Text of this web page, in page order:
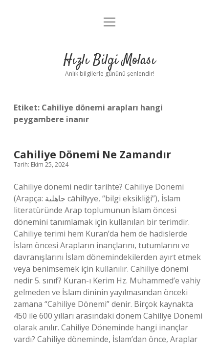
Anasayfa
Yasal Uyarı
menüyü
Hızlı Bilgi Molası
Anlık bilgilerle gününü şenlendir!
Etiket: Cahiliye dönemi arapları hangi
peygambere inanır
Cahiliye Dönemi Ne Zamandır
Tarih: Ekim 25, 2024
Cahiliye dönemi nedir tarihte? Cahiliye Dönemi
(Arapça: جاهلية cāhilīyye, “bilgi eksikliği”), İslam
literatüründe Arap toplumunun İslam öncesi
dönemini tanımlamak için kullanılan bir terimdir.
Cahiliye terimi hem Kuran’da hem de hadislerde
İslam öncesi Arapların inançlarını, tutumlarını ve
davranışlarını İslam dönemindekilerden ayırt etmek
veya benimsemek için kullanılır. Cahiliye dönemi
nedir 5. sınıf? Kuran-ı Kerim Hz. Muhammed’e vahiy
gelmeden ve İslam dininin yayılmasından önceki
zamana “Cahiliye Dönemi” denir. Birçok kaynakta
450 ile 600 yılları arasındaki dönem Cahiliye Dönemi
olarak anılır. Cahiliye Döneminde hangi inançlar
vardı? Cahiliye döneminde, İslam’dan önce, Araplar